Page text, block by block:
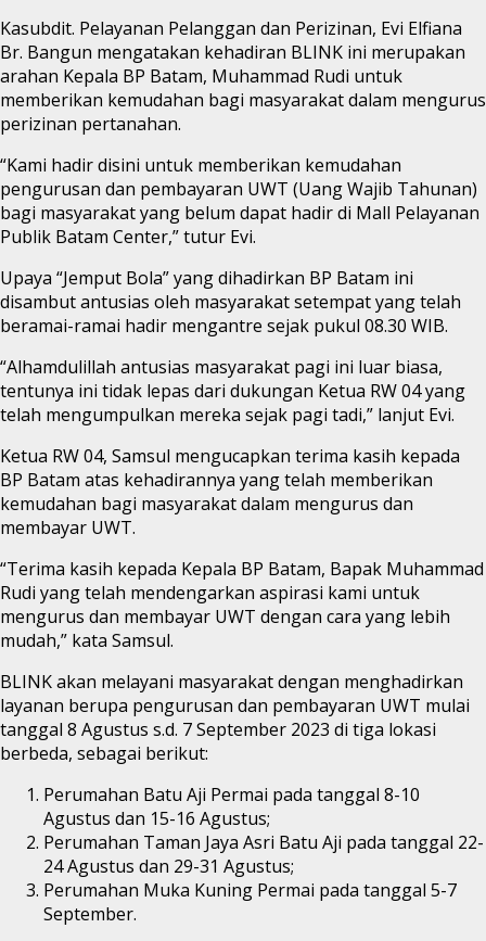
Kasubdit. Pelayanan Pelanggan dan Perizinan, Evi Elfiana
Br. Bangun mengatakan kehadiran BLINK ini merupakan
arahan Kepala BP Batam, Muhammad Rudi untuk
memberikan kemudahan bagi masyarakat dalam mengurus
perizinan pertanahan.
“Kami hadir disini untuk memberikan kemudahan
pengurusan dan pembayaran UWT (Uang Wajib Tahunan)
bagi masyarakat yang belum dapat hadir di Mall Pelayanan
Publik Batam Center,” tutur Evi.
Upaya “Jemput Bola” yang dihadirkan BP Batam ini
disambut antusias oleh masyarakat setempat yang telah
beramai-ramai hadir mengantre sejak pukul 08.30 WIB.
“Alhamdulillah antusias masyarakat pagi ini luar biasa,
tentunya ini tidak lepas dari dukungan Ketua RW 04 yang
telah mengumpulkan mereka sejak pagi tadi,” lanjut Evi.
Ketua RW 04, Samsul mengucapkan terima kasih kepada
BP Batam atas kehadirannya yang telah memberikan
kemudahan bagi masyarakat dalam mengurus dan
membayar UWT.
“Terima kasih kepada Kepala BP Batam, Bapak Muhammad
Rudi yang telah mendengarkan aspirasi kami untuk
mengurus dan membayar UWT dengan cara yang lebih
mudah,” kata Samsul.
BLINK akan melayani masyarakat dengan menghadirkan
layanan berupa pengurusan dan pembayaran UWT mulai
tanggal 8 Agustus s.d. 7 September 2023 di tiga lokasi
berbeda, sebagai berikut:
Perumahan Batu Aji Permai pada tanggal 8-10
Agustus dan 15-16 Agustus;
Perumahan Taman Jaya Asri Batu Aji pada tanggal 22-
24 Agustus dan 29-31 Agustus;
Perumahan Muka Kuning Permai pada tanggal 5-7
September.